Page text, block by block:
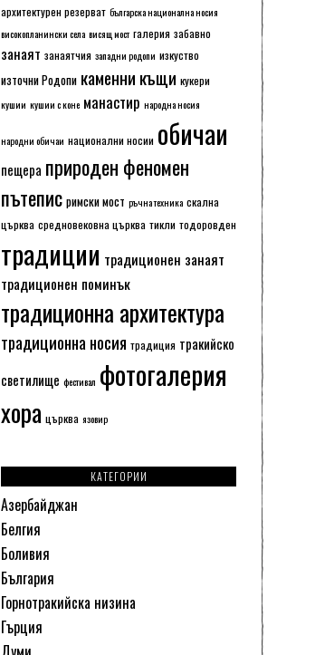
архитектурен резерват българска национална носия
високопланински села висящ мост галерия забавно
занаят занаятчия западни родопи изкуство
източни Родопи каменни къщи кукери
кушии кушии с коне манастир народна носия
народни обичаи национални носии обичаи
пещера природен феномен
пътепис римски мост ръчна техника скална
църква средновековна църква тикли тодоровден
традиции традиционен занаят
традиционен поминък
традиционна архитектура
традиционна носия традиция тракийско
светилище фестивал фотогалерия
хора църква язовир
КАТЕГОРИИ
Азербайджан
Белгия
Боливия
България
Горнотракийска низина
Гърция